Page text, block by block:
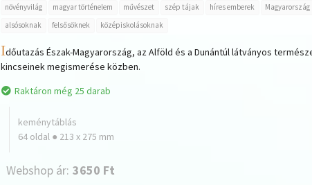
növényvilág
magyar történelem művészet szép tájak híres emberek Magyarország
alsósoknak
felsősöknek középiskolásoknak
Időutazás Észak-Magyarország, az Alföld és a Dunántúl látványos
kincseinek megismerése közben.
Raktáron még 25 darab
keménytáblás
64 oldal ● 213 x 275 mm
Webshop ár: 3650 Ft